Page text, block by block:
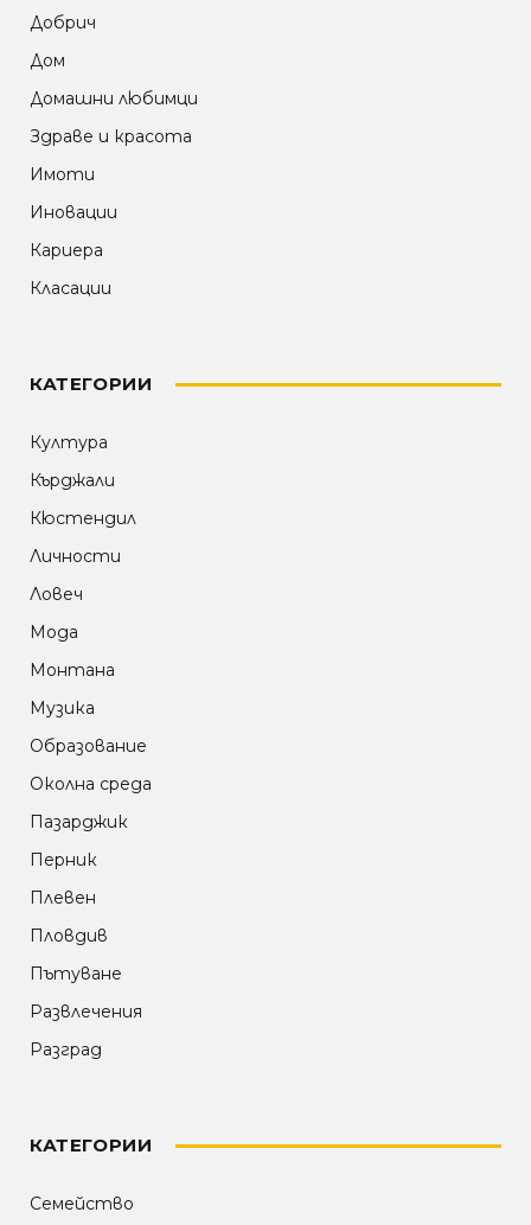
Добрич
Дом
Домашни любимци
Здраве и красота
Имоти
Иновации
Кариера
Класации
КАТЕГОРИИ
Култура
Кърджали
Кюстендил
Личности
Ловеч
Мода
Монтана
Музика
Образование
Околна среда
Пазарджик
Перник
Плевен
Пловдив
Пътуване
Развлечения
Разград
КАТЕГОРИИ
Семейство